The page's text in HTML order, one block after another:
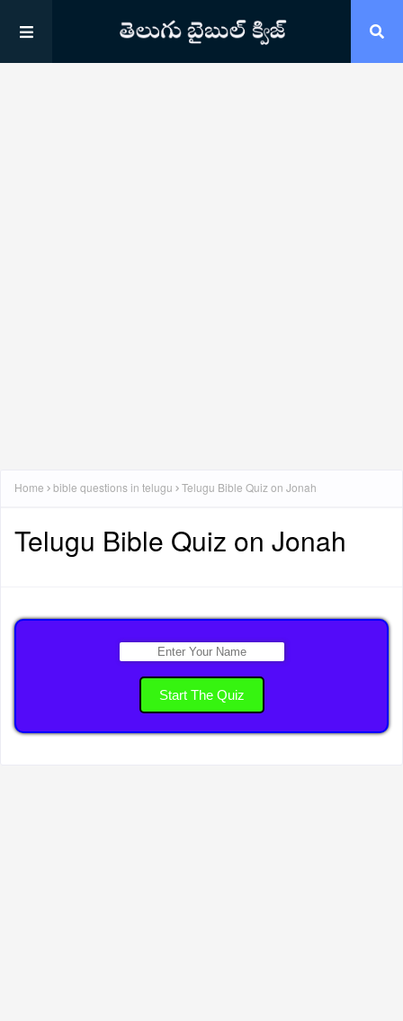
Home bible questions in telugu Telugu Bible Quiz on Jonah
Telugu Bible Quiz on Jonah
Start The Quiz